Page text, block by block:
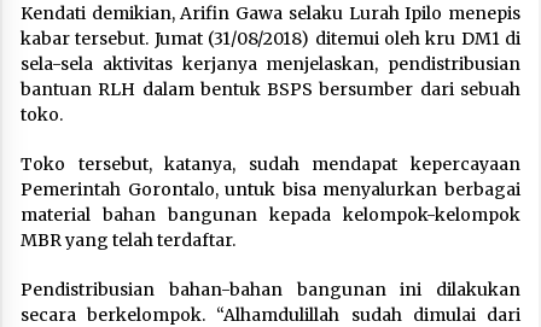
Kendati demikian, Arifin Gawa selaku Lurah Ipilo menepis
kabar tersebut. Jumat (31/08/2018) ditemui oleh kru DM1 di
sela-sela aktivitas kerjanya menjelaskan, pendistribusian
bantuan RLH dalam bentuk BSPS bersumber dari sebuah
toko.
Toko tersebut, katanya, sudah mendapat kepercayaan
Pemerintah Gorontalo, untuk bisa menyalurkan berbagai
material bahan bangunan kepada kelompok-kelompok
MBR yang telah terdaftar.
Pendistribusian bahan-bahan bangunan ini dilakukan
secara berkelompok. “Alhamdulillah sudah dimulai dari